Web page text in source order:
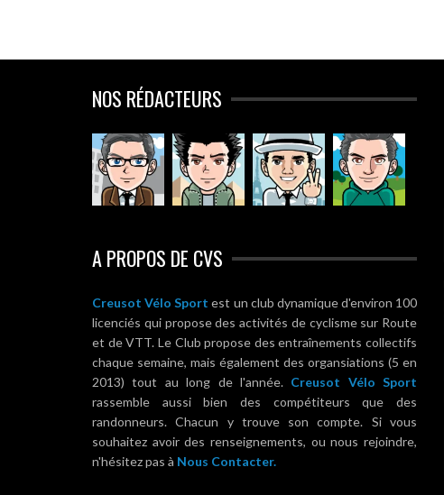
NOS RÉDACTEURS
A PROPOS DE CVS
Creusot Vélo Sport est un club dynamique d'environ 100
licenciés qui propose des activités de cyclisme sur Route
et de VTT. Le Club propose des entraînements collectifs
chaque semaine, mais également des organsiations (5 en
2013) tout au long de l'année. Creusot Vélo Sport
rassemble aussi bien des compétiteurs que des
randonneurs. Chacun y trouve son compte. Si vous
souhaitez avoir des renseignements, ou nous rejoindre,
n'hésitez pas à Nous Contacter.